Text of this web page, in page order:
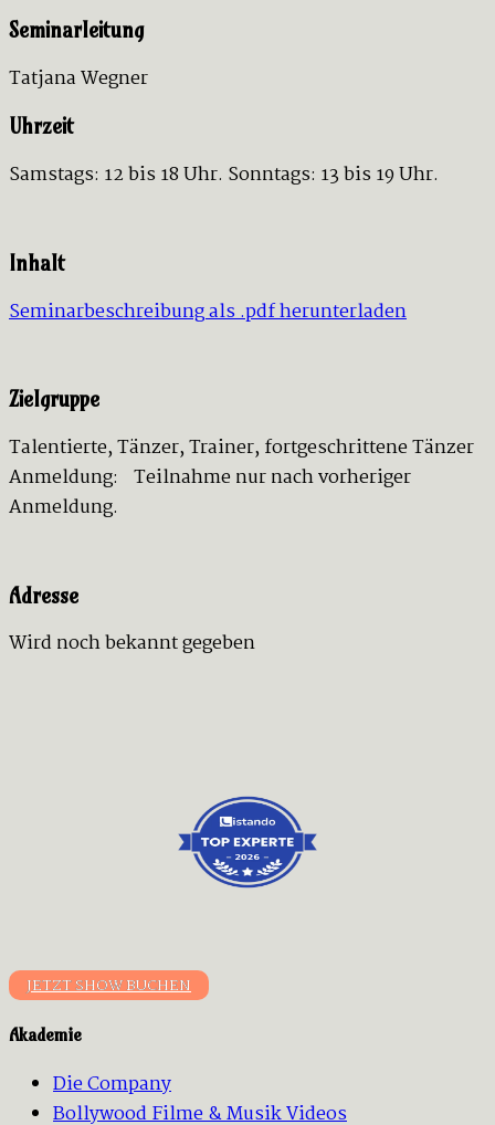
Seminarleitung
Tatjana Wegner
Uhrzeit
Samstags: 12 bis 18 Uhr. Sonntags: 13 bis 19 Uhr.
Inhalt
Seminarbeschreibung als .pdf herunterladen
Zielgruppe
Talentierte, Tänzer, Trainer, fortgeschrittene Tänzer
Anmeldung: Teilnahme nur nach vorheriger
Anmeldung.
Adresse
Wird noch bekannt gegeben
JETZT SHOW BUCHEN
Akademie
Die Company
Bollywood Filme & Musik Videos